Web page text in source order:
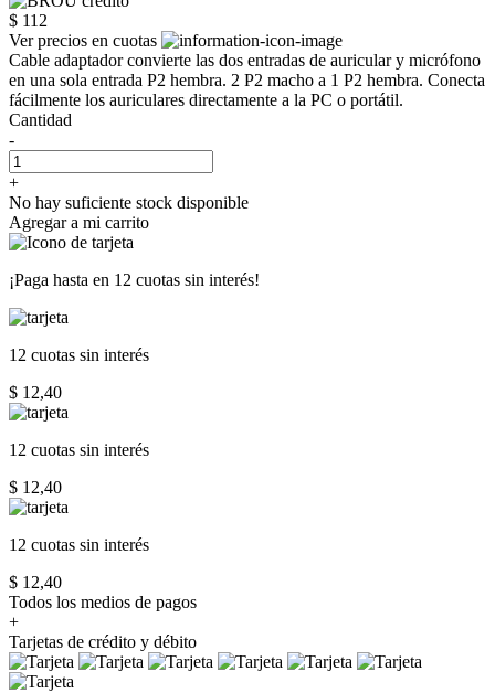
$ 112
Ver precios en cuotas
Cable adaptador convierte las dos entradas de auricular y micrófono
en una sola entrada P2 hembra. 2 P2 macho a 1 P2 hembra. Conecta
fácilmente los auriculares directamente a la PC o portátil.
Cantidad
-
+
No hay suficiente stock disponible
Agregar a mi carrito
¡Paga hasta en 12 cuotas sin interés!
12 cuotas sin interés
$ 12,40
12 cuotas sin interés
$ 12,40
12 cuotas sin interés
$ 12,40
Todos los medios de pagos
+
Tarjetas de crédito y débito